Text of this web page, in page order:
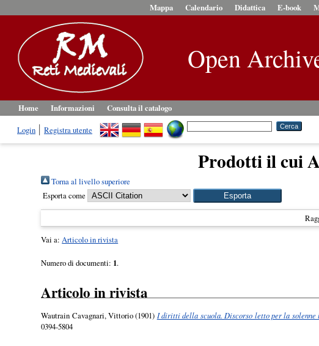
Mappa Calendario Didattica E-book
Open
Home Informazioni
Consulta il catalogo
Login
Registra utente
Prodotti il cui
Torna al livello superiore
Esporta come
Vai a:Articolo in rivista
Numero di documenti: 1.
Articolo in rivista
Wautrain Cavagnari, Vittorio(1901) I diritti della scuola. Discorso letto per la solenne
0394-5804